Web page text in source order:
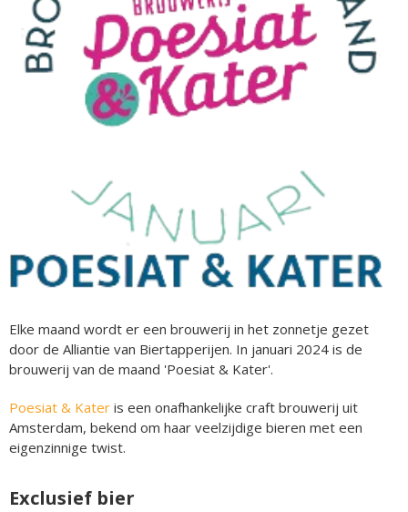
Elke maand wordt er een brouwerij in het zonnetje gezet
door de Alliantie van Biertapperijen. In januari 2024 is de
brouwerij van de maand 'Poesiat & Kater'.
Poesiat & Kater is een onafhankelijke craft brouwerij uit
Amsterdam, bekend om haar veelzijdige bieren met een
eigenzinnige twist.
Exclusief bier